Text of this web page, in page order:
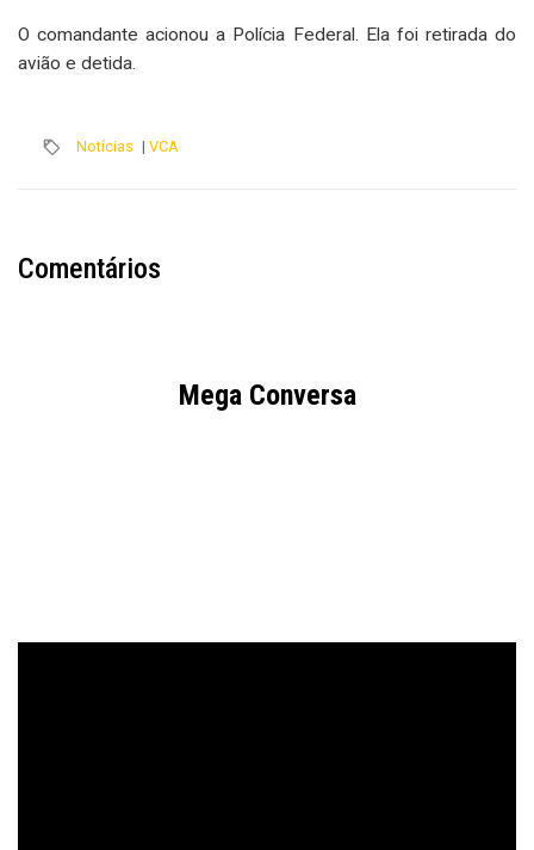
O comandante acionou a Polícia Federal. Ela foi retirada do
avião e detida.
Notícias | VCA
Comentários
Mega Conversa